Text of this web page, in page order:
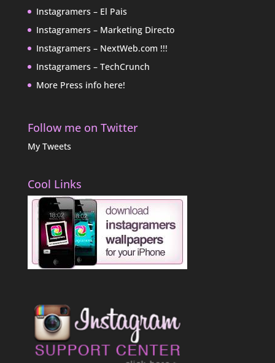
Instagramers – El Pais
Instagramers – Marketing Directo
Instagramers – NextWeb.com !!!
Instagramers – TechCrunch
More Press info here!
Follow me on Twitter
My Tweets
Cool Links